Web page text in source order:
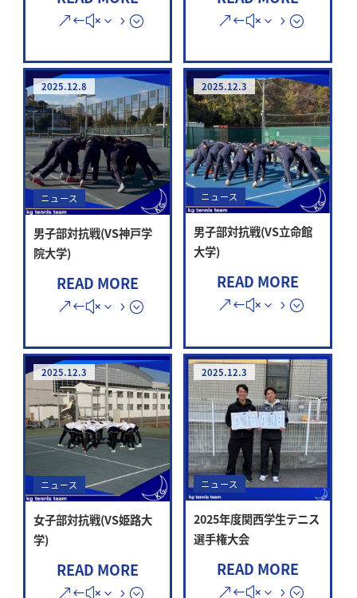
2025.12.8
ニュース
男子部対抗戦(VS神戸学
院大学)
READ MORE
2025.12.3
ニュース
男子部対抗戦(VS立命館
大学)
READ MORE
2025.12.3
ニュース
女子部対抗戦(VS姫路大
学)
READ MORE
2025.12.3
ニュース
2025年度関西学生テニス
選手権大会
READ MORE